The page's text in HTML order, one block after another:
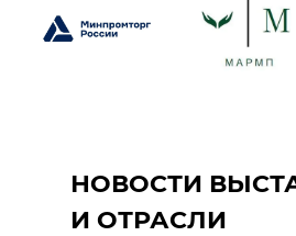
НОВОСТИ
И ОТРАСЛИ